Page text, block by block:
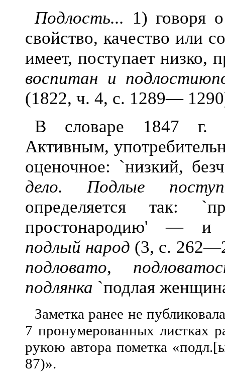
Подлость... 1) говоря
свойство, качество или
имеет, поступает низко,
воспитан и
(1822, ч. 4, с. 1289—
В словаре 1847 г.
Активным,
оценочное: `низкий,
дело. Подлые
определяется так:
простонародию' — и
подлый народ (3, с.
подловато,
подлянка `подлая
Заметка ранее не
7 пронумерованных листках
рукою автора пометка
87)».